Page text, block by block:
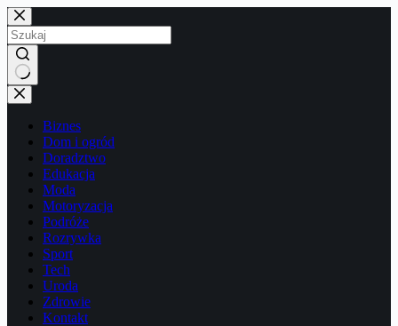
Przejdź
do
treści
Brak
wyników
Biznes
Dom i ogród
Doradztwo
Edukacja
Moda
Motoryzacja
Podróże
Rozrywka
Sport
Tech
Uroda
Zdrowie
Kontakt